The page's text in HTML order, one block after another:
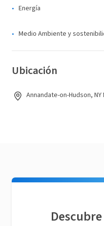
Energía
Medio Ambiente y
Ubicación
Annandate-on-Hudson,